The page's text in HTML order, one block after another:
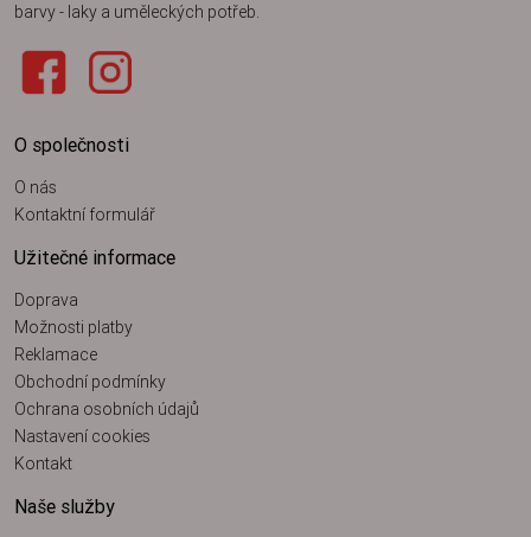
barvy - laky a uměleckých potřeb.
O společnosti
O nás
Kontaktní formulář
Užitečné informace
Doprava
Možnosti platby
Reklamace
Obchodní podmínky
Ochrana osobních údajů
Nastavení cookies
Kontakt
Naše služby